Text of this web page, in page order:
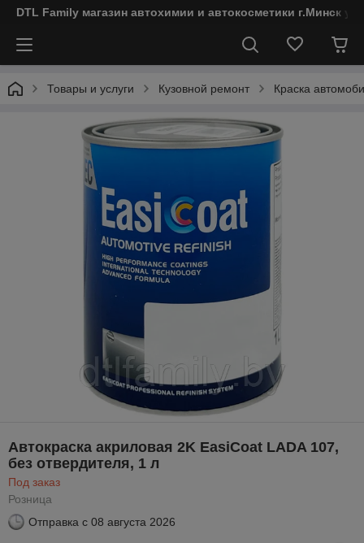
DTL Family магазин автохимии и автокосметики г.Минск
Товары и услуги Кузовной ремонт Краска
Автокраска акриловая 2K EasiCoat LADA 107,
без отвердителя, 1 л
Под заказ
Розница
Отправка с 08 августа 2026